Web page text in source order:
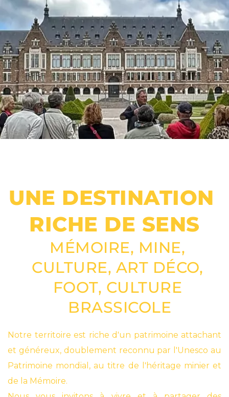
UNE DESTINATION
RICHE DE SENS
MÉMOIRE, MINE,
CULTURE, ART DÉCO,
FOOT, CULTURE
BRASSICOLE
Notre territoire est riche d'un patrimoine attachant
et généreux, doublement reconnu par l'Unesco au
Patrimoine mondial, au titre de l'héritage minier et
de la Mémoire.